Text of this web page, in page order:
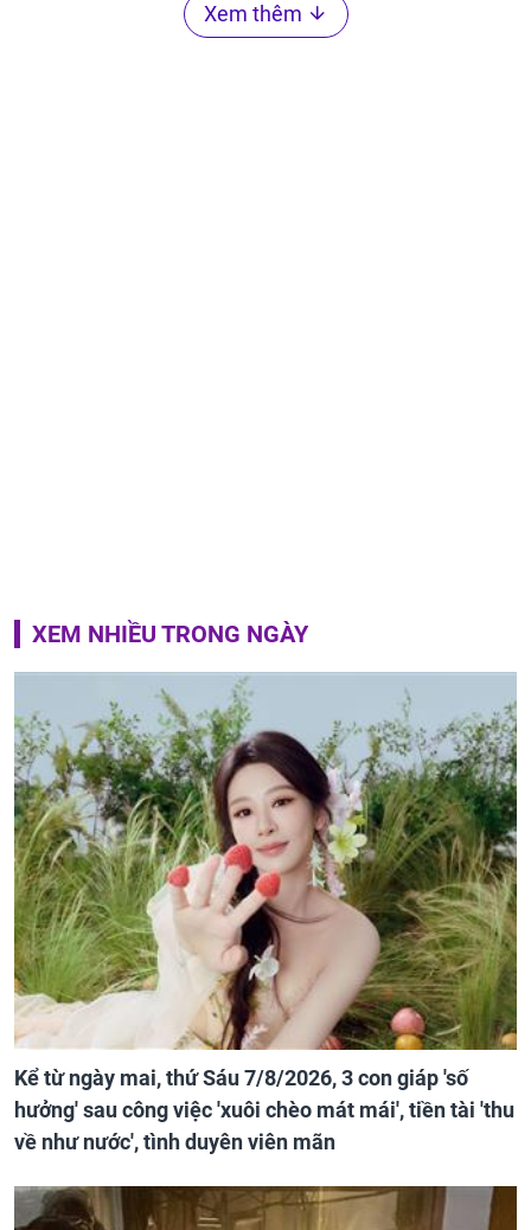
Xem thêm
XEM NHIỀU TRONG NGÀY
Kể từ ngày mai, thứ Sáu 7/8/2026, 3 con giáp 'số
hưởng' sau công việc 'xuôi chèo mát mái', tiền tài 'thu
về như nước', tình duyên viên mãn